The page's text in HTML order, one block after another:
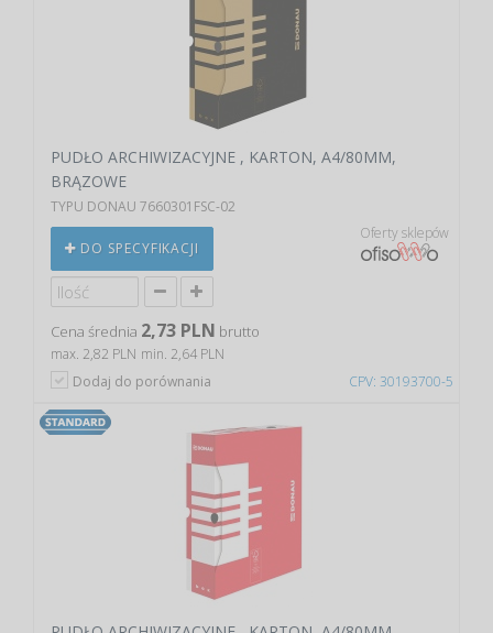
CPV: 30193700-5
PUDŁO ARCHIWIZACYJNE , KARTON, A4/80MM,
BRĄZOWE
TYPU DONAU 7660301FSC-02
DO SPECYFIKACJI
Oferty sklepów
Cena średnia 2,73 PLN brutto
max. 2,82 PLN min. 2,64 PLN
Dodaj do porównania